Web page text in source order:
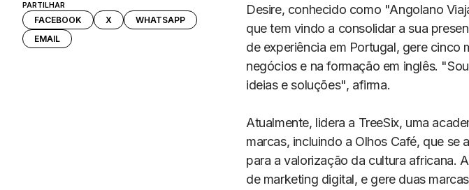
PARTILHAR
FACEBOOK X
WHATSAPP
EMAIL
Desire, conhecido como "Angolano
que tem vindo a consolidar a sua
de experiência em Portugal, gere cinco
negócios e na formação em inglês.
ideias e soluções", afirma.
Atualmente, lidera a TreeSix, uma
marcas, incluindo a Olhos Café, que
para a valorização da cultura africana.
de marketing digital, e gere duas